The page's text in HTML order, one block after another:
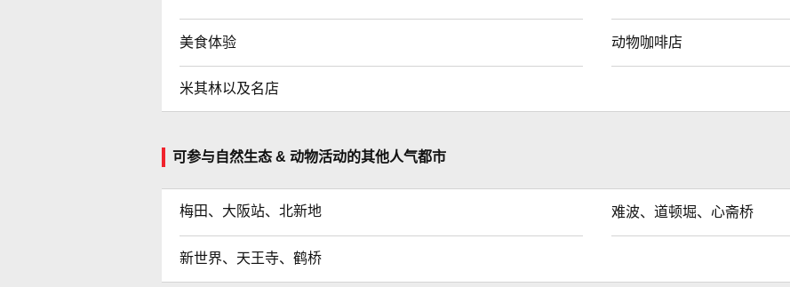
美食体验 动物咖啡店
米其林以及名店
可参与自然生态 & 动物活动的其他人气都市
梅田、大阪站、北新地 难波、道顿堀、心斋桥
新世界、天王寺、鹤桥